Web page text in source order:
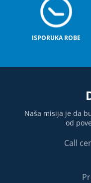
ISPORUKA ROBE
Naša misija je da
od
Call